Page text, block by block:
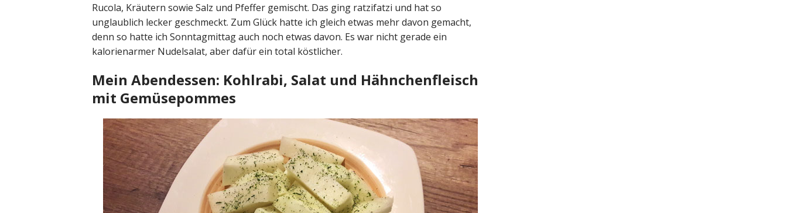
Rucola, Kräutern sowie Salz und Pfeffer gemischt. Das ging ratzifatzi und hat so
unglaublich lecker geschmeckt. Zum Glück hatte ich gleich etwas mehr davon gemacht,
denn so hatte ich Sonntagmittag auch noch etwas davon. Es war nicht gerade ein
kalorienarmer Nudelsalat, aber dafür ein total köstlicher.
Mein Abendessen: Kohlrabi, Salat und Hähnchenfleisch
mit Gemüsepommes